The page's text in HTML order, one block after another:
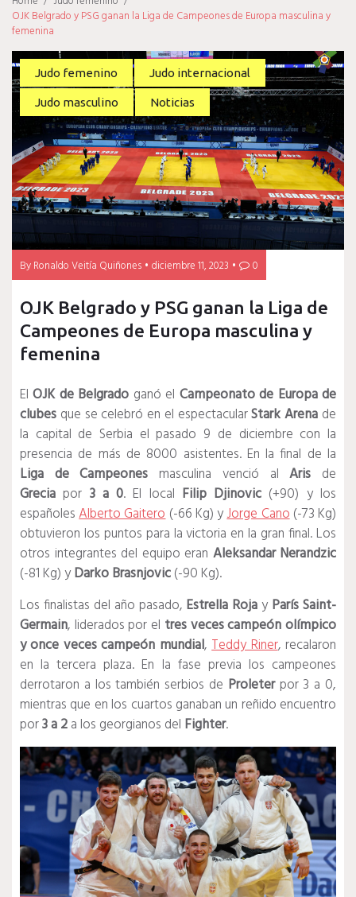
OJK Belgrado y PSG ganan la Liga de Campeones de Europa masculina y
femenina
ByRonaldo Veitía Quiñones diciembre 11, 2023 0
Judo femenino Judo internacional
Judo masculino Noticias
OJK Belgrado y PSG ganan la Liga de
Campeones de Europa masculina y
femenina
ElOJK de Belgrado ganó el Campeonato de Europa de
clubes que se celebró en el espectacularStark Arena de
la capital de Serbia el pasado 9 de diciembre con la
presencia de más de 8000 asistentes. En la final de la
Liga de Campeones masculina venció alAris de
Grecia por 3 a 0. El local Filip Djinovic (+90) y los
españolesAlberto Gaitero(-66 Kg) yJorge Cano(-73 Kg)
obtuvieron los puntos para la victoria en la gran final. Los
otros integrantes del equipo eran Aleksandar Nerandzic
(-81 Kg) yDarko Brasnjovic(-90 Kg).
Los finalistas del año pasado, Estrella Rojay París Saint-
Germain, liderados por el tres veces campeón olímpico
y once veces campeón mundial,Teddy Riner, recalaron
en la tercera plaza. En la fase previa los campeones
derrotaron a los también serbios de Proleterpor 3 a 0,
mientras que en los cuartos ganaban un reñido encuentro
por3 a 2a los georgianos del Fighter.